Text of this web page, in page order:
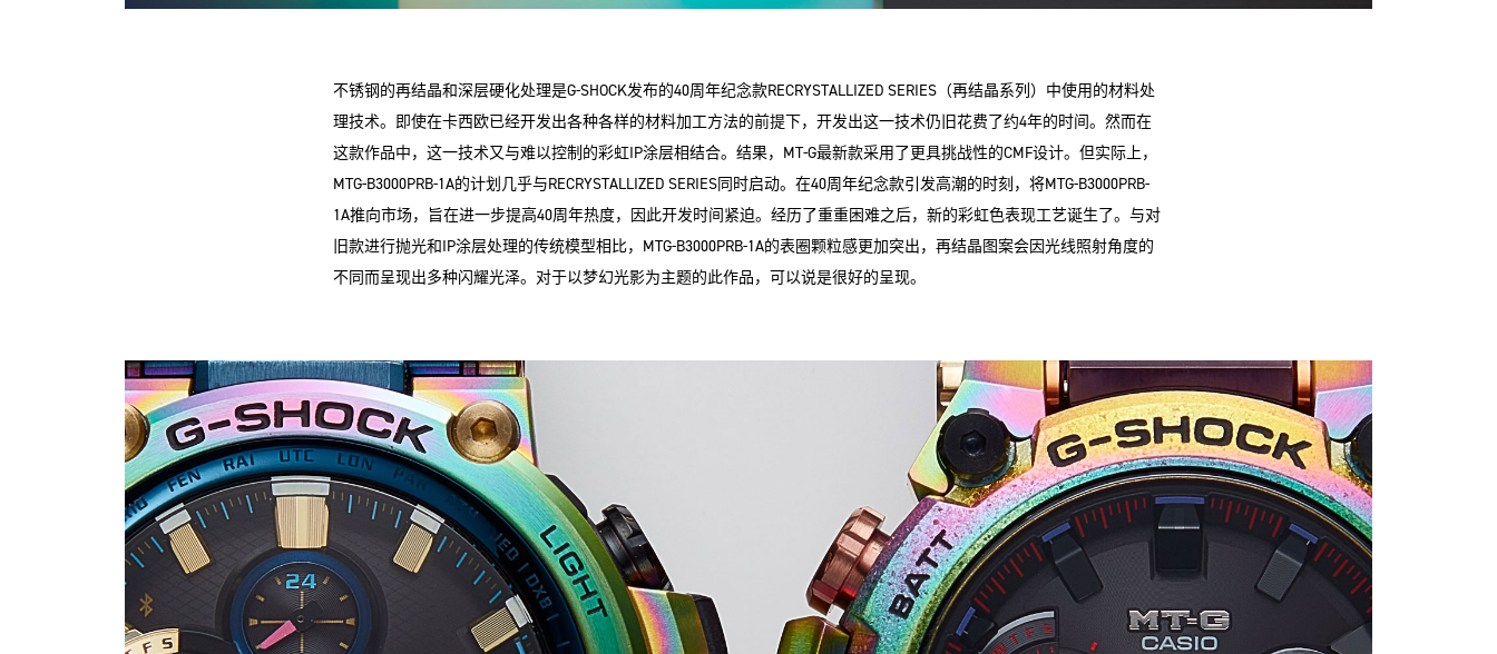
不锈钢的再结晶和深层硬化处理是G-SHOCK发布的40周年纪念款RECRYSTALLIZED SERIES（再结晶系列）中使用的材料处
理技术。即使在卡西欧已经开发出各种各样的材料加工方法的前提下，开发出这一技术仍旧花费了约4年的时间。然而在
这款作品中，这一技术又与难以控制的彩虹IP涂层相结合。结果，MT-G最新款采用了更具挑战性的CMF设计。但实际上，
MTG-B3000PRB-1A的计划几乎与RECRYSTALLIZED SERIES同时启动。在40周年纪念款引发高潮的时刻，将MTG-B3000PRB-
1A推向市场，旨在进一步提高40周年热度，因此开发时间紧迫。经历了重重困难之后，新的彩虹色表现工艺诞生了。与对
旧款进行抛光和IP涂层处理的传统模型相比，MTG-B3000PRB-1A的表圈颗粒感更加突出，再结晶图案会因光线照射角度的
不同而呈现出多种闪耀光泽。对于以梦幻光影为主题的此作品，可以说是很好的呈现。